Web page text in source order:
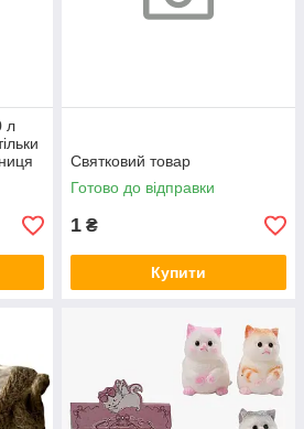
л
Святковий товар
Готово до відправки
1 ₴
Купити